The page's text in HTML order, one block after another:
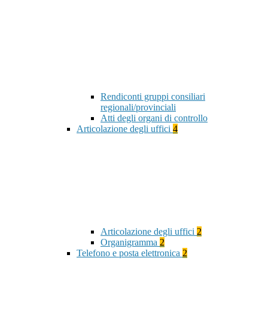
Rendiconti gruppi consiliari
regionali/provinciali
Atti degli organi di controllo
Articolazione degli uffici 4
Articolazione degli uffici 2
Organigramma 2
Telefono e posta elettronica 2